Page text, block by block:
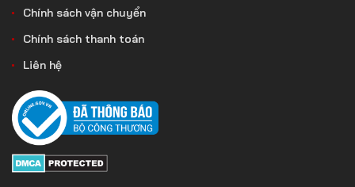
Chính sách vận chuyển
Chính sách thanh toán
Liên hệ